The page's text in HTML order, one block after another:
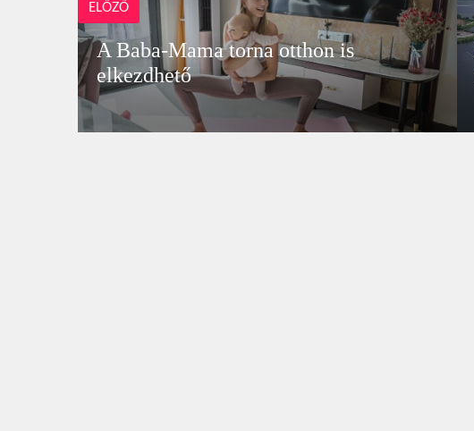
ELŐZŐ
A Baba-Mama torna otthon is
elkezdhető